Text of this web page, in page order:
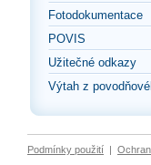
Fotodokumentace
POVIS
Užitečné odkazy
Výtah z
Podmínky použití |